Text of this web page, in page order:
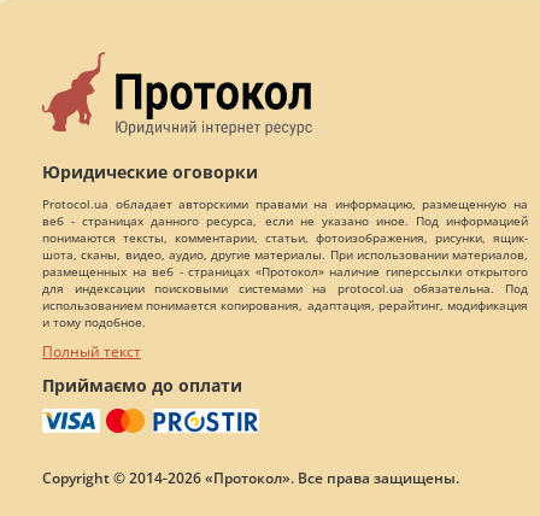
Юридические оговорки
Protocol.ua обладает авторскими правами на информацию, размещенную на
веб - страницах данного ресурса, если не указано иное. Под информацией
понимаются тексты, комментарии, статьи, фотоизображения, рисунки, ящик-
шота, сканы, видео, аудио, другие материалы. При использовании материалов,
размещенных на веб - страницах «Протокол» наличие гиперссылки открытого
для индексации поисковыми системами на protocol.ua обязательна. Под
использованием понимается копирования, адаптация, рерайтинг, модификация
и тому подобное.
Полный текст
Приймаємо до оплати
Copyright © 2014-2026 «Протокол». Все права защищены.